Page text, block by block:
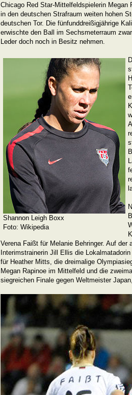
Chicago Red Star-Mittelfeldspielerin Megan
in den deutschen Strafraum weiten hohen
deutschen Tor. Die fünfunddreißigjährige
erwischte den Ball im Sechsmeterraum
Leder doch noch in Besitz nehmen.
Shannon Leigh Boxx
Foto: Wikipedia
Verena Faißt für Melanie Behringer. Auf der
Interimstrainerin Jill Ellis die
für Heather Mitts, die dreimalige
Megan Rapinoe im Mittelfeld und die
siegreichen Finale gegen Weltmeister